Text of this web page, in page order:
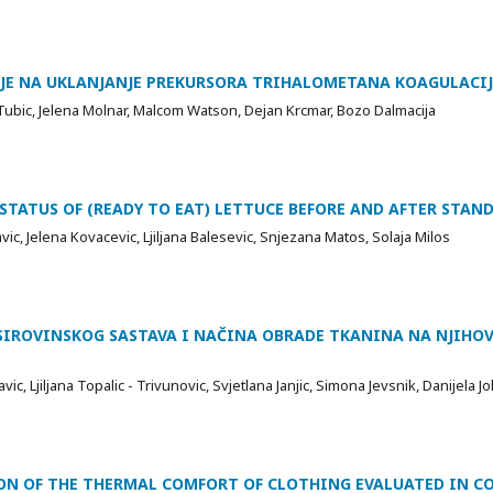
NA UKLANJANJE PREKURSORA TRIHALOMETANA
Jelena Molnar, Malcom Watson, Dejan Krcmar, Bozo Dalmacija
OF (READY TO EAT) LETTUCE BEFORE AND AFTER
Jelena Kovacevic, Ljiljana Balesevic, Snjezana Matos, Solaja Milos
SASTAVA I NAČINA OBRADE TKANINA NA
Ljiljana Topalic - Trivunovic, Svjetlana Janjic, Simona Jevsnik, Danijela
OF THE THERMAL COMFORT OF CLOTHING EVALUATED IN